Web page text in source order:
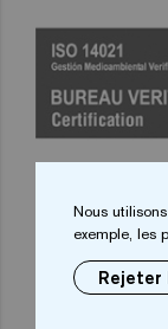
file_download
Nous
exemple, les
Rejeter